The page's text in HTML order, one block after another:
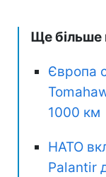
Ще більше
Європа
1000 км
НАТО
Palantir